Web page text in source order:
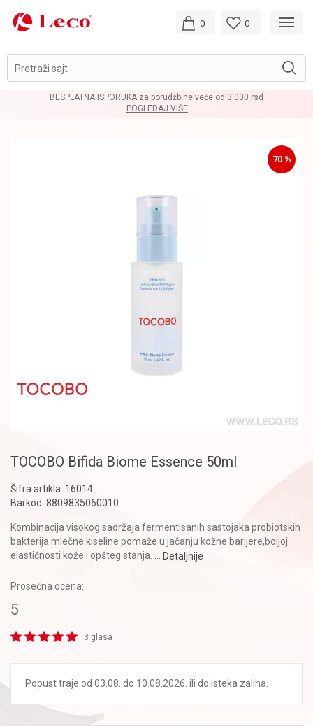
Pretraži sajt
0 0
BESPLATNA ISPORUKA za porudžbine veće od 3.000 rsd
POGLEDAJ VIŠE
70 %
TOCOBO Bifida Biome Essence 50ml
Šifra artikla: 16014
Barkod: 8809835060010
Kombinacija visokog sadržaja fermentisanih sastojaka probiotskih
bakterija mlečne kiseline pomaže u jačanju kožne barijere,boljoj
elastičnosti kože i opšteg stanja.
Detaljnije
Prosečna ocena:
5
3 glasa
Popust traje od 03.08. do 10.08.2026. ili do isteka zaliha.